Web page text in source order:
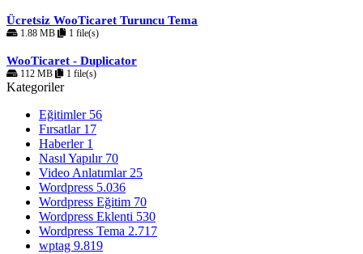
Ücretsiz WooTicaret Turuncu Tema
1.88 MB 1 file(s)
WooTicaret - Duplicator
112 MB 1 file(s)
Kategoriler
Eğitimler 56
Fırsatlar 17
Haberler 1
Nasıl Yapılır 70
Video Anlatımlar 25
Wordpress 5.036
Wordpress Eğitim 70
Wordpress Eklenti 530
Wordpress Tema 2.717
wptag 9.819